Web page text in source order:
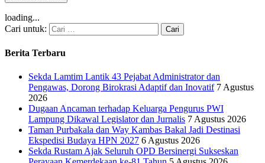
loading...
Cari untuk:
Berita Terbaru
Sekda Lamtim Lantik 43 Pejabat Administrator dan
Pengawas, Dorong Birokrasi Adaptif dan Inovatif 7 Agustus
2026
Dugaan Ancaman terhadap Keluarga Pengurus PWI
Lampung Dikawal Legislator dan Jurnalis 7 Agustus 2026
Taman Purbakala dan Way Kambas Bakal Jadi Destinasi
Ekspedisi Budaya HPN 2027 6 Agustus 2026
Sekda Rustam Ajak Seluruh OPD Bersinergi Sukseskan